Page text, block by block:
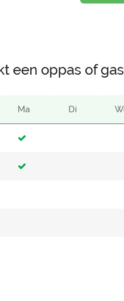
een oppas of
Ma Di